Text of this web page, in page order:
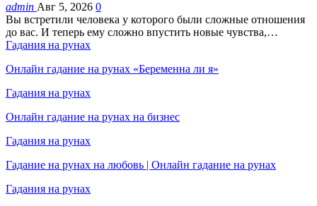
admin Авг 5, 2026 0
Вы встретили человека у которого были сложные отношения
до вас. И теперь ему сложно впустить новые чувства,…
Гадания на рунах
Онлайн гадание на рунах «Беременна ли я»
Гадания на рунах
Онлайн гадание на рунах на бизнес
Гадания на рунах
Гадание на рунах на любовь | Онлайн гадание на рунах
Гадания на рунах